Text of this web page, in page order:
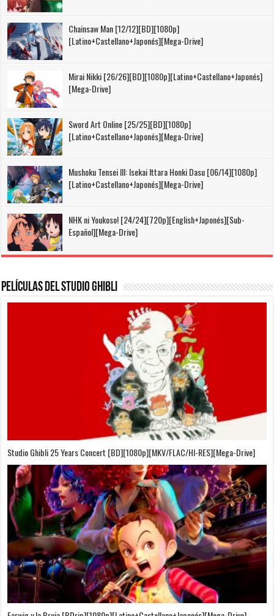
Chainsaw Man [12/12][BD][1080p]
[Latino+Castellano+Japonés][Mega-Drive]
Mirai Nikki [26/26][BD][1080p][Latino+Castellano+Japonés]
[Mega-Drive]
Sword Art Online [25/25][BD][1080p]
[Latino+Castellano+Japonés][Mega-Drive]
Mushoku Tensei III: Isekai Ittara Honki Dasu [06/14][1080p]
[Latino+Castellano+Japonés][Mega-Drive]
NHK ni Youkoso! [24/24][720p][English+Japonés][Sub-
Español][Mega-Drive]
Películas del Studio Ghibli
On Your Mark [OVA][BDrip][1080p][Sub-Español][Sub-English][MEGA]